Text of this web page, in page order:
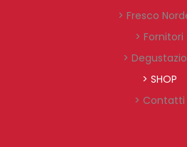
> Fresco
> Fornitori
>
> SHOP
> Contatti